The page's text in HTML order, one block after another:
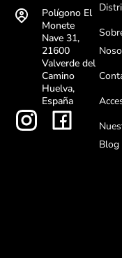
Polígono El
Monete
Nave 31,
21600
Valverde del
Camino
Huelva,
España
Blog